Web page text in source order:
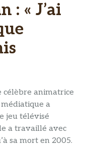
: « J’ai
célèbre animatrice
a
jeu télévisé
a travaillé avec
sa mort en 2005.